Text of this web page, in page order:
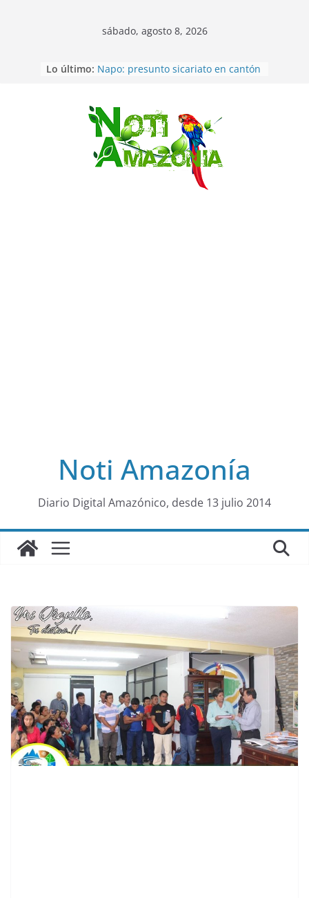
Saltar
al
sábado, agosto 8, 2026
Lo último: Napo: presunto sicariato en cantón
desaparecidos fueron encontrados
muertos en Puerto lopez
Sentencian a 34 años de prisión a
implicados en caso de Alison,
oriunda de Tena
Vozinha, el arquero sensación de
cabo Verde, ya llegó para
Noti Amazonía
Diario Digital Amazónico, desde 13 julio 2014